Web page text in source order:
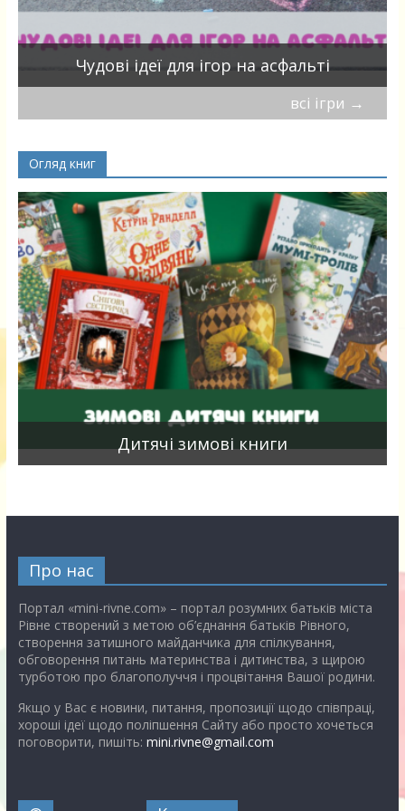
Чудові ідеї для ігор на асфальті
всі ігри →
Огляд книг
Дитячі зимові книги
Про нас
Портал «mini-rivne.com» – портал розумних батьків міста
Рівне створений з метою об’єднання батьків Рівного,
створення затишного майданчика для спілкування,
обговорення питань материнства і дитинства, з щирою
турботою про благополуччя і процвітання Вашої родини.
Якщо у Вас є новини, питання, пропозиції щодо співпраці,
хороші ідеї щодо поліпшення Сайту або просто хочеться
поговорити, пишіть: mini.rivne@gmail.com